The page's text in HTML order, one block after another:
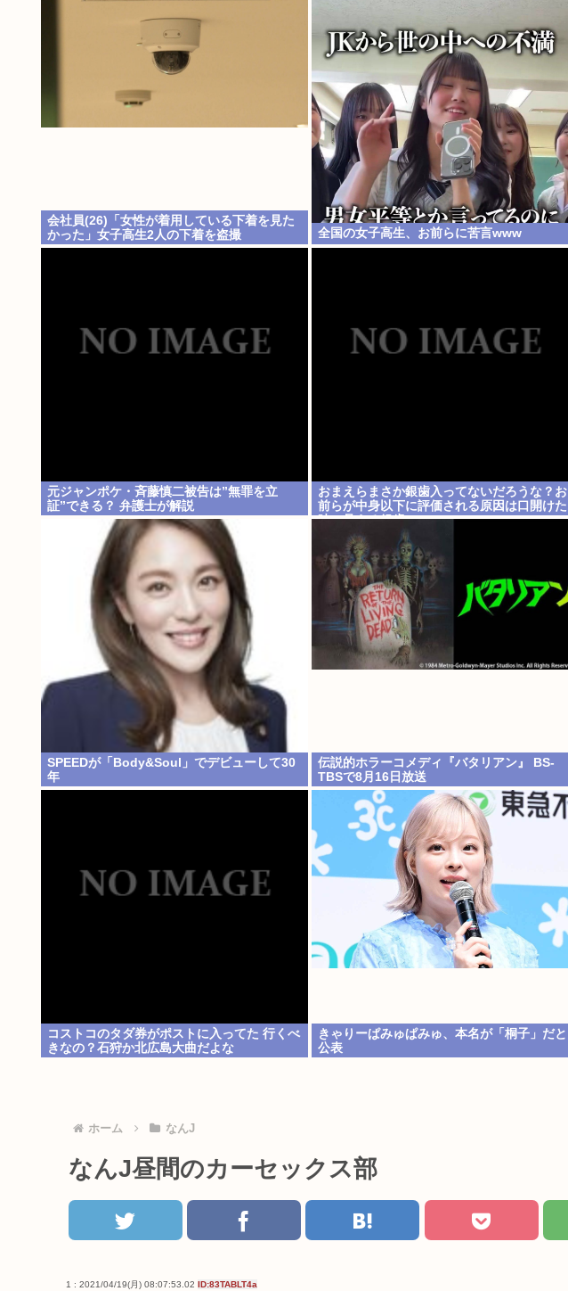
会社員(26)「女性が着用している下着を見た
かった」女子高生2人の下着を盗撮
全国の女子高生、お前らに苦言www
元ジャンポケ・斉藤慎二被告は”無罪を立
証”できる？ 弁護士が解説
おまえらまさか銀歯入ってないだろうな？お
前らが中身以下に評価される原因は口開けた
時に見える銀歯
SPEEDが「Body&Soul」でデビューして30
年
伝説的ホラーコメディ『バタリアン』 BS-
TBSで8月16日放送
コストコのタダ券がポストに入ってた 行くべ
きなの？石狩か北広島大曲だよな
きゃりーぱみゅぱみゅ、本名が「桐子」だと
公表
ホーム なんJ
なんJ昼間のカーセックス部
1 : 2021/04/19(月) 08:07:53.02 ID:83TABLT4a